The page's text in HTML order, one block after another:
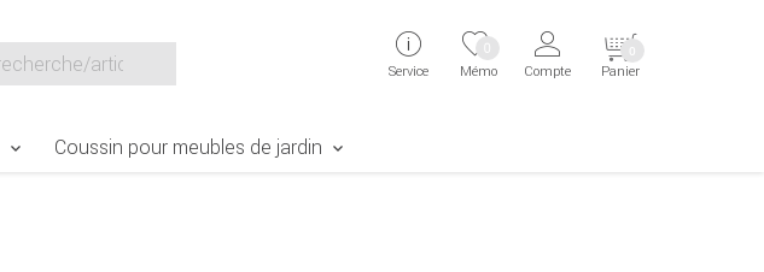
Service Mémo
0
Compte Panier
0
Coussin pour meubles de jardin